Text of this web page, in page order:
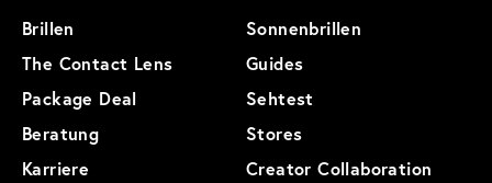
Brillen
Sonnenbrillen
The Contact Lens
Guides
Package Deal
Sehtest
Beratung
Stores
Karriere
Creator Collaboration